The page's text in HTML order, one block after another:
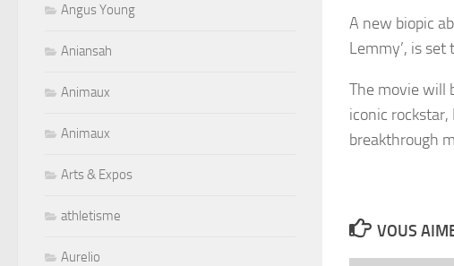
A new biopic
Lemmy’, is
The movie will
iconic rockstar,
breakthrough
VOUS
Angus Young
Aniansah
Animaux
Animaux
Arts & Expos
athletisme
Aurelio